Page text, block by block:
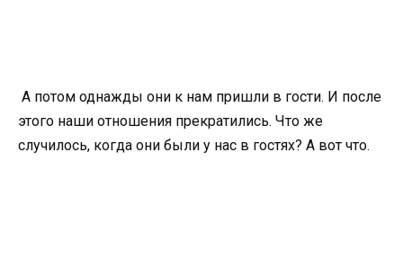
А потом однажды они к нам пришли в гости. И после
этого наши отношения прекратились. Что же
случилось, когда они были у нас в гостях? А вот что.